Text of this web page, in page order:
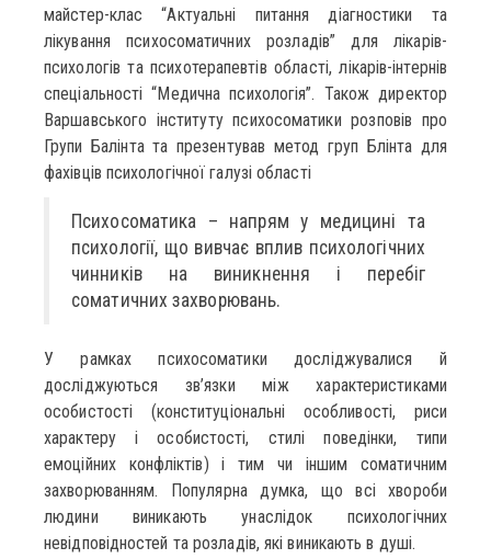
майстер-клас “Актуальні питання діагностики та
лікування психосоматичних розладів” для лікарів-
психологів та психотерапевтів області, лікарів-інтернів
спеціальності “Медична психологія”. Також директор
Варшавського інституту психосоматики розповів про
Групи Балінта та презентував метод груп Блінта для
фахівців психологічної галузі області
Психосоматика – напрям у медицині та
психології, що вивчає вплив психологічних
чинників на виникнення і перебіг
соматичних захворювань.
У рамках психосоматики досліджувалися й
досліджуються зв’язки між характеристиками
особистості (конституціональні особливості, риси
характеру і особистості, стилі поведінки, типи
емоційних конфліктів) і тим чи іншим соматичним
захворюванням. Популярна думка, що всі хвороби
людини виникають унаслідок психологічних
невідповідностей та розладів, які виникають в душі.